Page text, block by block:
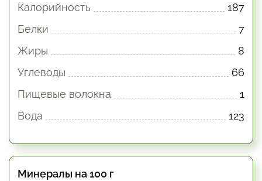
Калорийность
187
Белки
7
Жиры
8
Углеводы
66
Пищевые волокна
1
Вода
123
Минералы на 100 г